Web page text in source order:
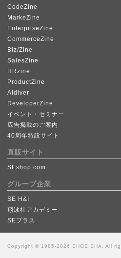
CodeZine
MarkeZine
EnterpriseZine
CommerceZine
Biz/Zine
SalesZine
HRzine
ProductZine
AIdiver
DeveloperZine
イベント・セミナー
広告掲載のご案内
40周年特設サイト
直販サイト
SEshop.com
グループ企業
SE H&I
翔泳社アカデミー
SEプラス
Copyright © 1985-2026 SHOEISHA, All